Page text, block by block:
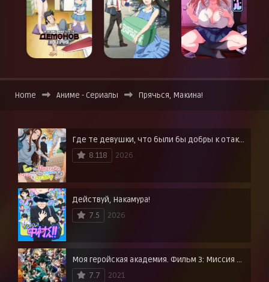
Home Аниме - Сериалы Прячься, Макина!
Где те девушки, что были бы добры к отаку?
8.118
2026
Действуй, Накамура!
7.5
2026
Моя геройская академия. Фильм 3: Миссия мировых героев
7.7
2021